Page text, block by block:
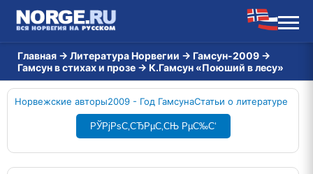
Главная → Литература Норвегии → Гамсун-2009 →
Гамсун в стихах и прозе → К.Гамсун «Поюший в лесу»
Норвежские авторы2009 - Год ГамсунаСтатьи о литературе
РЎРјРѕС‚СЂРµС‚СЊ РµС‰С‘